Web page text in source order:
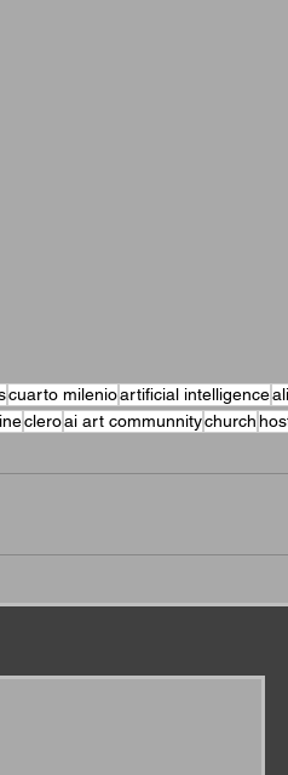
cuarto milenioartificial intelligence
cleroai art communnitychurch